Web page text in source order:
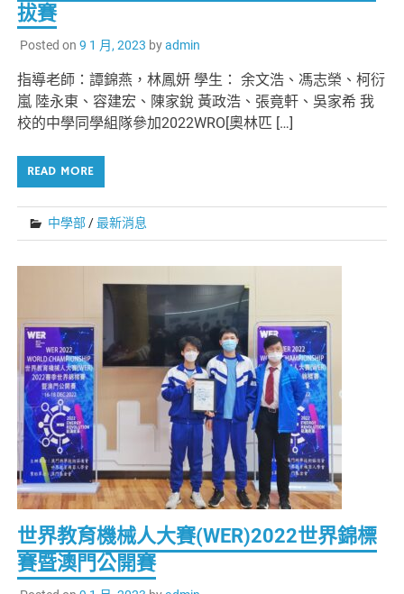
拔賽
Posted on 9 1 月, 2023 byadmin
指導老師：譚錦燕，林鳳妍 學生： 余文浩、馮志榮、柯衍
嵐 陸永東、容建宏、陳家銳 黃政浩、張竟軒、吳家希 我
校的中學同學組隊參加2022WRO[奧林匹 […]
READ MORE
中學部 /最新消息
世界教育機械人大賽(WER)2022世界錦標
賽暨澳門公開賽